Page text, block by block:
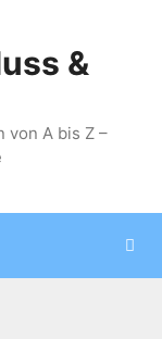
&
von A bis Z –